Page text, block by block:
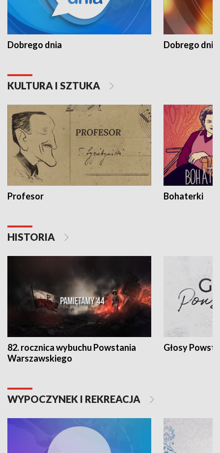
Dobrego dnia Dobrego dnia
KULTURA I SZTUKA
Profesor Bohaterki
HISTORIA
82. rocznica wybuchu Powstania
Warszawskiego
Głosy
WYPOCZYNEK I REKREACJA